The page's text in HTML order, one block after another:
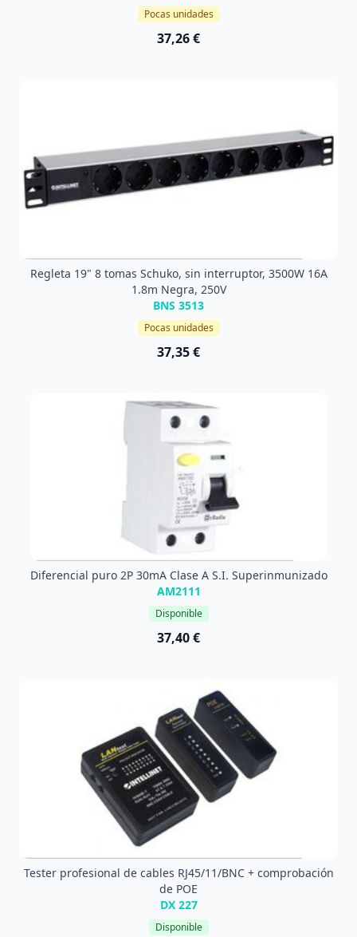
Pocas unidades
37,26 €
Regleta 19" 8 tomas Schuko, sin interruptor, 3500W 16A
1.8m Negra, 250V
BNS 3513
Pocas unidades
37,35 €
Diferencial puro 2P 30mA Clase A S.I. Superinmunizado
AM2111
Disponible
37,40 €
Tester profesional de cables RJ45/11/BNC + comprobación
de POE
DX 227
Disponible